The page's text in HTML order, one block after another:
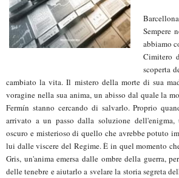
Sempere
abbiamo
Cimitero
scoperta
cambiato la vita. Il mistero della morte di sua
voragine nella sua anima, un abisso dal quale la
Fermín stanno cercando di salvarlo. Proprio
arrivato a un passo dalla soluzione
oscuro e misterioso di quello che avrebbe potuto
lui dalle viscere del Regime. È in quel momento
Gris, un'anima emersa dalle ombre della guerra,
delle tenebre e aiutarlo a svelare la storia segreta